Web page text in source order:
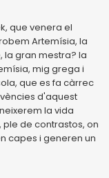
que venera el
Artemísia, la
la gran mestra? la
mig grega i
que es fa càrrec
d'aquest
la vida
ple de contrastos, on
capes i generen un